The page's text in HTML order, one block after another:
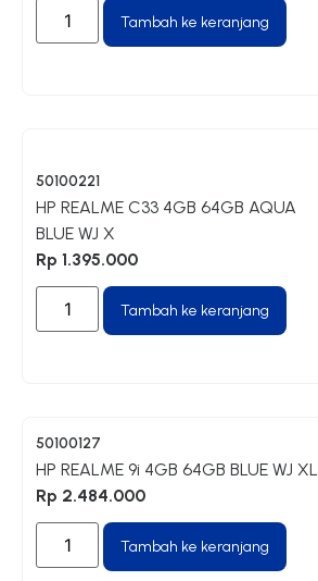
Tambah ke keranjang
50100221
HP REALME C33 4GB 64GB AQUA
BLUE WJ X
Rp 1.395.000
Tambah ke keranjang
50100127
HP REALME 9i 4GB 64GB BLUE WJ XL
Rp 2.484.000
Tambah ke keranjang